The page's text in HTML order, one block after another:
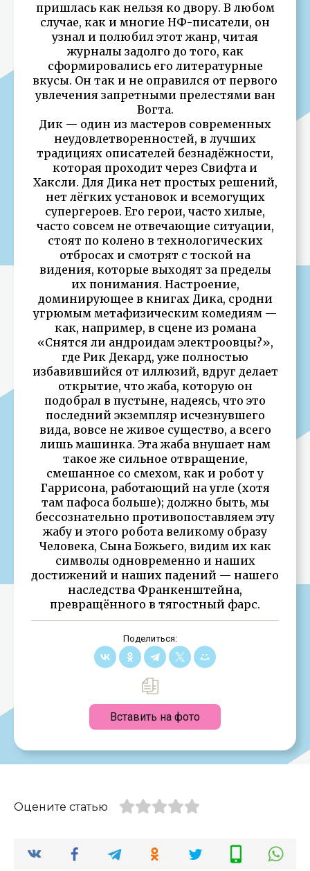
пришлась как нельзя ко двору. В любом
случае, как и многие НФ-писатели, он
узнал и полюбил этот жанр, читая
журналы задолго до того, как
сформировались его литературные
вкусы. Он так и не оправился от первого
увлечения запретными прелестями ван
Вогта.
Дик — один из мастеров современных
неудовлетворенностей, в лучших
традициях описателей безнадёжности,
которая проходит через Свифта и
Хаксли. Для Дика нет простых решений,
нет лёгких установок и всемогущих
супергероев. Его герои, часто хилые,
часто совсем не отвечающие ситуации,
стоят по колено в технологических
отбросах и смотрят с тоской на
видения, которые выходят за пределы
их понимания. Настроение,
доминирующее в книгах Дика, сродни
угрюмым метафизическим комедиям —
как, например, в сцене из романа
«Снятся ли андроидам электроовцы?»,
где Рик Декард, уже полностью
избавившийся от иллюзий, вдруг делает
открытие, что жаба, которую он
подобрал в пустыне, надеясь, что это
последний экземпляр исчезнувшего
вида, вовсе не живое существо, а всего
лишь машинка. Эта жаба внушает нам
такое же сильное отвращение,
смешанное со смехом, как и робот у
Гаррисона, работающий на угле (хотя
там пафоса больше); должно быть, мы
бессознательно противопоставляем эту
жабу и этого робота великому образу
Человека, Сына Божьего, видим их как
символы одновременно и наших
достижений и наших падений — нашего
наследства Франкенштейна,
превращённого в тягостный фарс.
Поделиться:
Вставить на фото
Оцените статью